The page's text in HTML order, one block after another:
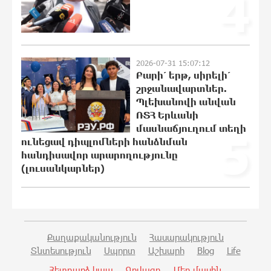
Ժողովո՛ւրդ, Սամվել Կարապետյանի,
սրբազանների կալանքը ապօրինի է
եղել. Արամ Վարդևանյան
12:16:18 6-08-2026
Ամեն ընտրություններից հետո
իշխանական պատգամավորների
թիվը փոքրանում է, գնալով ավելի է
փոքրանալու. Նարեկ Կարապետյան
12:14:06 6-08-2026
Վարդևանյան
12:04:12 6-08-2026
2026-07-31 15:07:12
Բարի՛ երթ, սիրելի՛
շրջանավարտներ.
Պլեխանովի անվան
ՌՏՀ Երևանի
մասնաճյուղում տեղի
ունեցավ դիպլոմների հանձնման
հանդիսավոր արարողությունը
(լուսանկարներ)
Քաղաքականություն
Հասարակություն
Տնտեսություն
Սպորտ Աշխարհ Blog
Life